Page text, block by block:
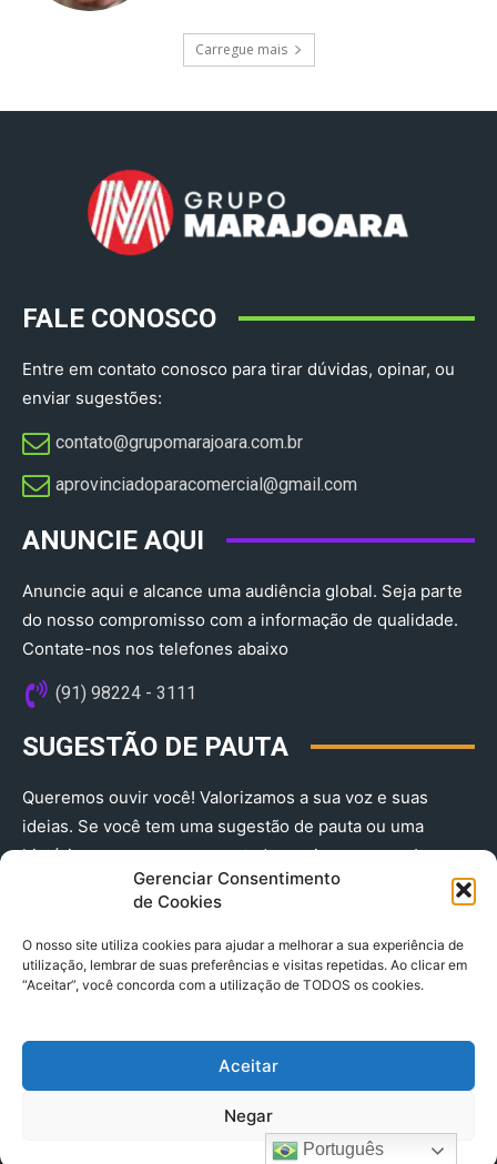
Gerenciar Consentimento
de Cookies
O nosso site utiliza cookies para ajudar a melhorar a sua experiência de
utilização, lembrar de suas preferências e visitas repetidas. Ao clicar em
“Aceitar”, você concorda com a utilização de TODOS os cookies.
Aceitar
Negar
Carregue mais
FALE CONOSCO
Entre em contato conosco para tirar dúvidas, opinar, ou
enviar sugestões:
contato@grupomarajoara.com.br
aprovinciadoparacomercial@gmail.com​
ANUNCIE AQUI
Anuncie aqui e alcance uma audiência global. Seja parte
do nosso compromisso com a informação de qualidade.
Contate-nos nos telefones abaixo
(91) 98224 - 3111
SUGESTÃO DE PAUTA
Queremos ouvir você! Valorizamos a sua voz e suas
ideias. Se você tem uma sugestão de pauta ou uma
história que merece ser contada, envie-nos agora!
(91) 98224 - 3111
© 2025 A Província do Pará CNPJ: 04.901.141/0001-36 End .
Trav. Quintino Bocaiuva 2301, Ed. Rogério Fernandez – Sala
2701- Cremação – CEP 66045.315
Português